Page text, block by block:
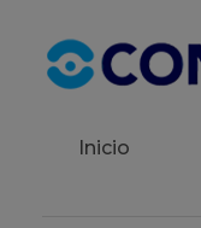
Inicio